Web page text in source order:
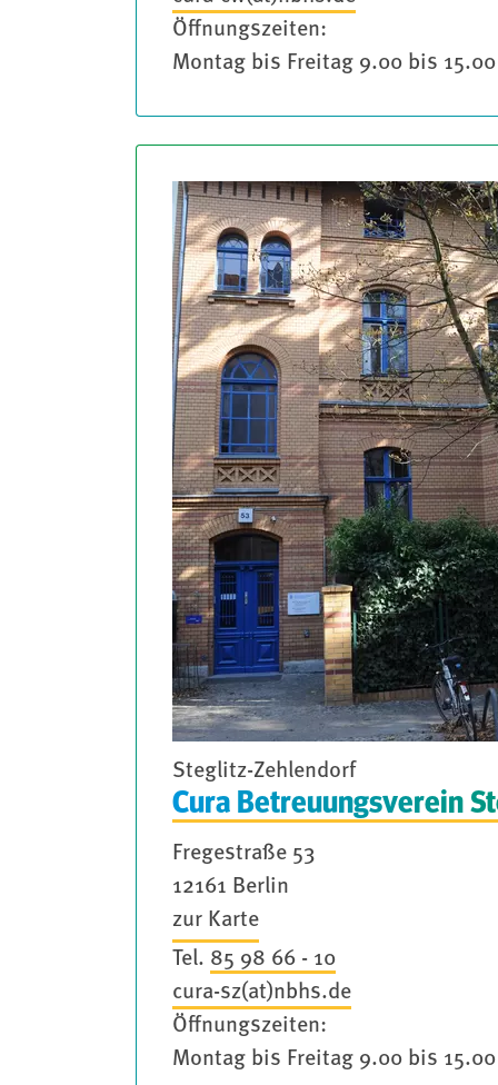
Öffnungszeiten:
Montag bis Freitag 9.00 bis
Steglitz-Zehlendorf
Cura Betreuungsverein
Fregestraße 53
12161 Berlin
zur Karte
Tel. 85 98 66 - 10
cura-sz(at)nbhs.de
Öffnungszeiten:
Montag bis Freitag 9.00 bis